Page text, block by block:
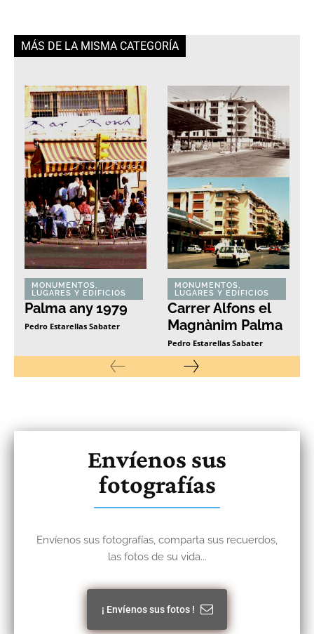
MÁS DE LA MISMA CATEGORÍA
MONUMENTOS,
LUGARES Y EDIFICIOS
Palma any 1979
Pedro Estarellas Sabater
MONUMENTOS,
LUGARES Y EDIFICIOS
Carrer Alfons el
Magnànim Palma
Pedro Estarellas Sabater
Envíenos sus
fotografías
Envíenos sus fotografías, comparta sus recuerdos,
las fotos de su vida...
¡ Envíenos sus fotos !